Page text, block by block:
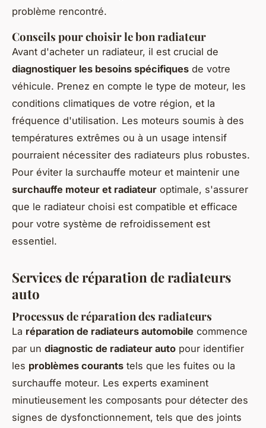
problème rencontré.
Conseils pour choisir le bon radiateur
Avant d'acheter un radiateur, il est crucial de
diagnostiquer les besoins spécifiques de votre
véhicule. Prenez en compte le type de moteur, les
conditions climatiques de votre région, et la
fréquence d'utilisation. Les moteurs soumis à des
températures extrêmes ou à un usage intensif
pourraient nécessiter des radiateurs plus robustes.
Pour éviter la surchauffe moteur et maintenir une
surchauffe moteur et radiateur optimale, s'assurer
que le radiateur choisi est compatible et efficace
pour votre système de refroidissement est
essentiel.
Services de réparation de radiateurs
auto
Processus de réparation des radiateurs
La réparation de radiateurs automobile commence
par un diagnostic de radiateur auto pour identifier
les problèmes courants tels que les fuites ou la
surchauffe moteur. Les experts examinent
minutieusement les composants pour détecter des
signes de dysfonctionnement, tels que des joints